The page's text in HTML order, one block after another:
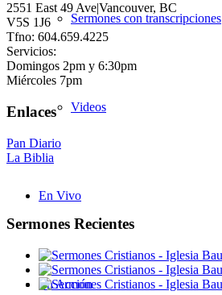
Sermones con transcripciones
Videos
En Vivo
En Acción
2551 East 49 Ave|Vancouver, BC
V5S 1J6
Tfno: 604.659.4225
Servicios:
Domingos 2pm y 6:30pm
Miércoles 7pm
Enlaces
Pan Diario
La Biblia
Sermones Recientes